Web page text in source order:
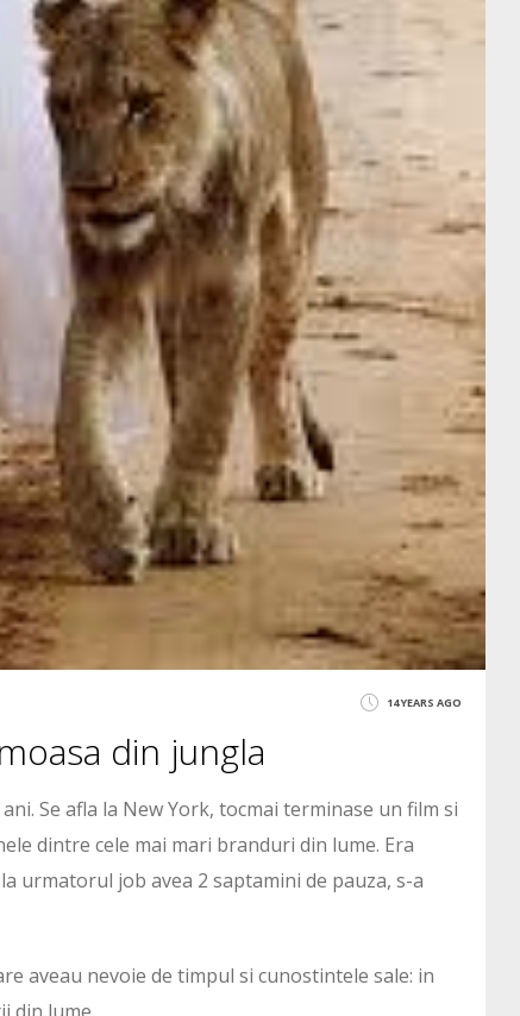
14 YEARS AGO
din jungla
Se afla la New York, tocmai terminase un film si
dintre cele mai mari branduri din lume. Era
urmatorul job avea 2 saptamini de pauza, s-a
aveau nevoie de timpul si cunostintele sale: in